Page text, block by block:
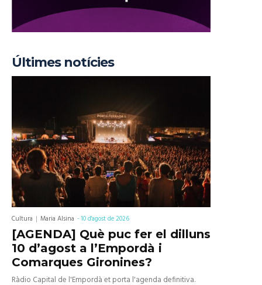
Últimes notícies
Cultura Maria Alsina -10 d'agost de 2026
[AGENDA] Què puc fer el dilluns
10 d’agost a l’Empordà i
Comarques Gironines?
Ràdio Capital de l'Empordà et porta l'agenda definitiva.